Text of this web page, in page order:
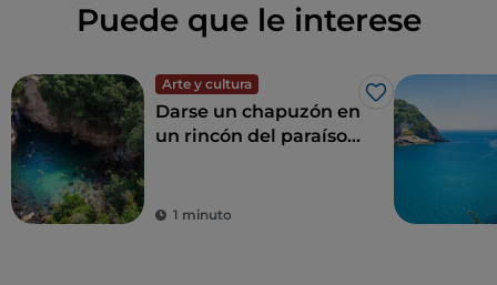
Puede que le interese
Arte y cultura
Me gusta
Darse un chapuzón en
un rincón del paraíso:
1 minuto